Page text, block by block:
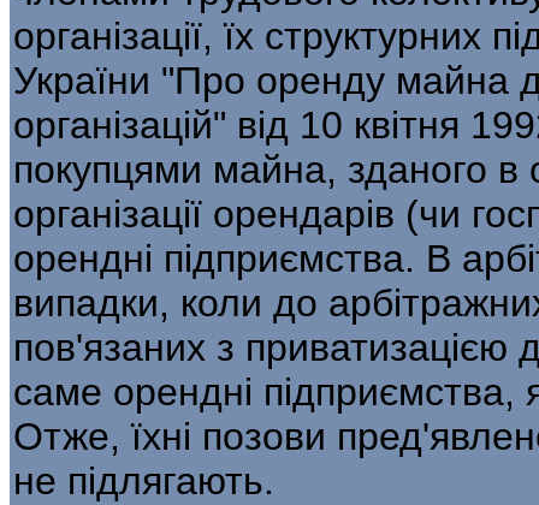
організації, їх структурних
України "Про оренду майна
організацій" від 10 квітня
покупцями майна, зданого
організації орендарів (чи
орендні підприємства. В
випадки, коли до
пов'язаних з
саме орендні підприємства,
Отже, їхні позови
не підлягають.